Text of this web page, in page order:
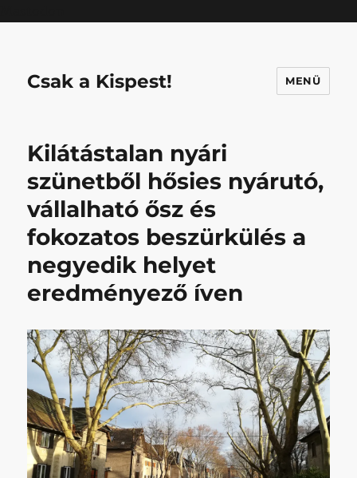
Csak a Kispest! MENÜ
Kilátástalan nyári
szünetből hősies nyárutó,
vállalható ősz és
fokozatos beszürkülés a
negyedik helyet
eredményező íven